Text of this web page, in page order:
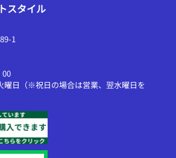
スタイル
1
00
曜日（※祝日の場合は営業、翌水曜日を